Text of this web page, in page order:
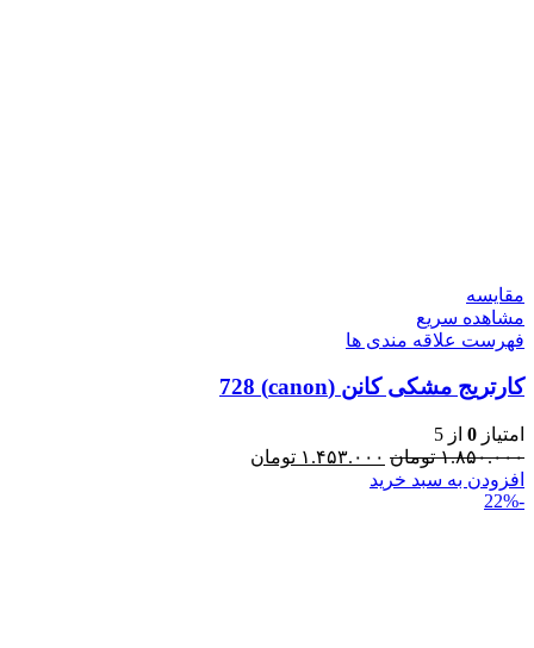
مقایسه
مشاهده سریع
فهرست علاقه مندی ها
کارتریج مشکی کانن (canon) 728
امتیاز 0 از 5
۱.۸۵۰.۰۰۰ تومان ۱.۴۵۳.۰۰۰ تومان
افزودن به سبد خرید
-22%